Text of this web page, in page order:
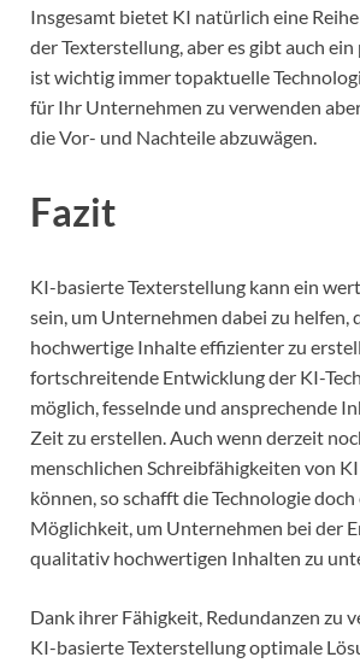
Insgesamt bietet KI natürlich eine
der Texterstellung, aber es gibt auch ein
ist wichtig immer topaktuelle
für Ihr Unternehmen zu verwenden
die Vor- und Nachteile abzuwägen.
Fazit
KI-basierte Texterstellung kann ein
sein, um Unternehmen dabei zu helfen,
hochwertige Inhalte effizienter zu
fortschreitende Entwicklung der KI-
möglich, fesselnde und ansprechende
Zeit zu erstellen. Auch wenn derzeit
menschlichen Schreibfähigkeiten von
können, so schafft die Technologie
Möglichkeit, um Unternehmen bei der
qualitativ hochwertigen Inhalten zu
Dank ihrer Fähigkeit, Redundanzen zu
KI-basierte Texterstellung optimale